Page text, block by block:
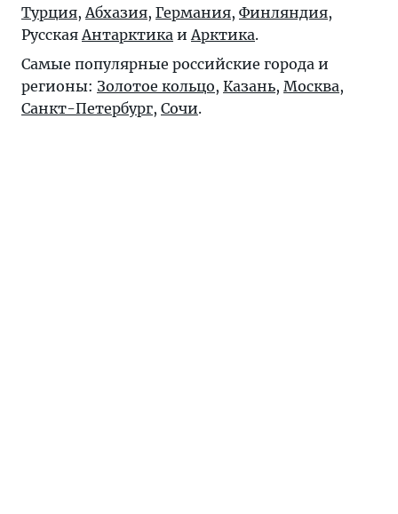
Турция, Абхазия, Германия, Финляндия,
Русская Антарктика и Арктика.
Самые популярные российские города и
регионы: Золотое кольцо, Казань, Москва,
Санкт-Петербург, Сочи.